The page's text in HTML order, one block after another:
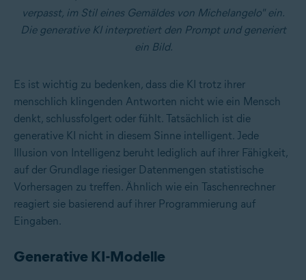
verpasst, im Stil eines Gemäldes von Michelangelo" ein.
Die generative KI interpretiert den Prompt und generiert
ein Bild.
Es ist wichtig zu bedenken, dass die KI trotz ihrer
menschlich klingenden Antworten nicht wie ein Mensch
denkt, schlussfolgert oder fühlt. Tatsächlich ist die
generative KI nicht in diesem Sinne intelligent. Jede
Illusion von Intelligenz beruht lediglich auf ihrer Fähigkeit,
auf der Grundlage riesiger Datenmengen statistische
Vorhersagen zu treffen. Ähnlich wie ein Taschenrechner
reagiert sie basierend auf ihrer Programmierung auf
Eingaben.
Generative KI-Modelle